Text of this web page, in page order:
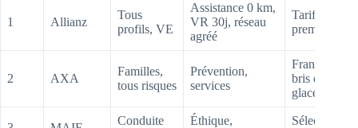
1 Allianz
Tous
profils, VE
Assistance 0 km,
VR 30j, réseau
agréé
Tarifs
premium
2 AXA
Familles,
tous risques
Prévention,
services
Franchise
bris de
glace
Conduite
Éthique,
Sélectivité